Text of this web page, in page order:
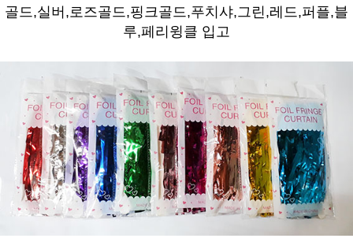
골드,실버,로즈골드,핑크골드,푸치샤,그린,레드,퍼플,블
루,페리윙클 입고